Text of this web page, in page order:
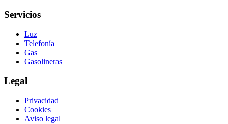
Servicios
Luz
Telefonía
Gas
Gasolineras
Legal
Privacidad
Cookies
Aviso legal